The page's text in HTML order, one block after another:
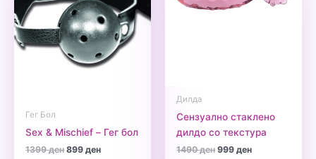
Гег Бол
Sex & Mischief – Гег бол
1399денOriginal
899денCurrent
Дилда
Сензуално стаклено
дилдо со текстура
1490денOriginal
999денCurrent